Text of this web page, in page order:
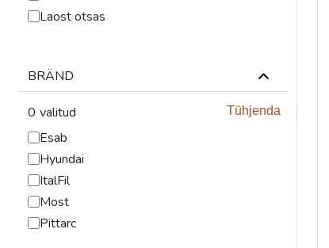
KEEVITUSLAUD JA
RAKISTUS
PLASMALÕIKUS
GAASILÕIKUS
SAED JA LINDID
Laost otsas
BRÄND
0 valitud Tühjenda
Esab
Hyundai
ItalFil
Most
Pittarc